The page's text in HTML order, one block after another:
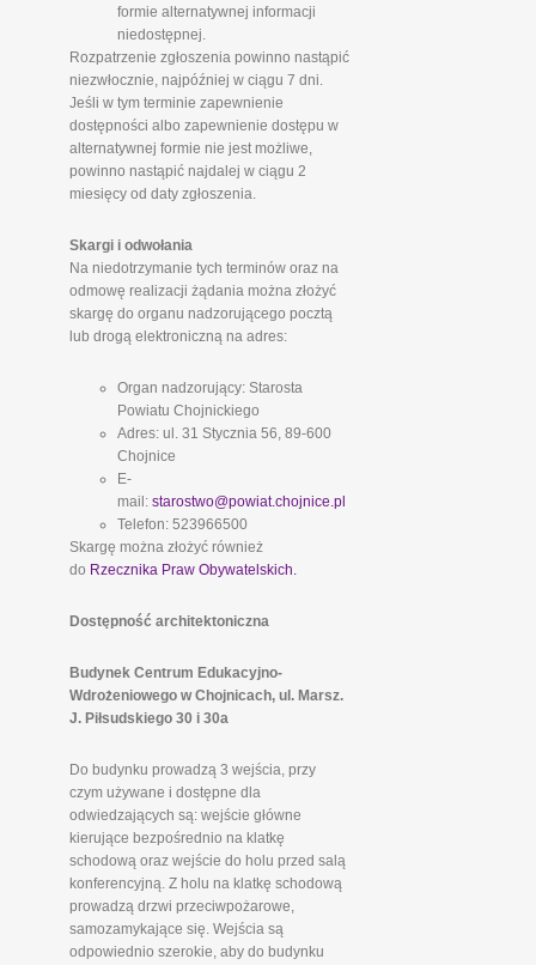
formie alternatywnej informacji
niedostępnej.
Rozpatrzenie zgłoszenia powinno nastąpić
niezwłocznie, najpóźniej w ciągu 7 dni.
Jeśli w tym terminie zapewnienie
dostępności albo zapewnienie dostępu w
alternatywnej formie nie jest możliwe,
powinno nastąpić najdalej w ciągu 2
miesięcy od daty zgłoszenia.
Skargi i odwołania
Na niedotrzymanie tych terminów oraz na
odmowę realizacji żądania można złożyć
skargę do organu nadzorującego pocztą
lub drogą elektroniczną na adres:
Organ nadzorujący: Starosta
Powiatu Chojnickiego
Adres: ul. 31 Stycznia 56, 89-600
Chojnice
E-
mail: starostwo@powiat.chojnice.pl
Telefon: 523966500
Skargę można złożyć również
do Rzecznika Praw Obywatelskich.
Dostępność architektoniczna
Budynek Centrum Edukacyjno-
Wdrożeniowego w Chojnicach, ul. Marsz.
J. Piłsudskiego 30 i 30a
Do budynku prowadzą 3 wejścia, przy
czym używane i dostępne dla
odwiedzających są: wejście główne
kierujące bezpośrednio na klatkę
schodową oraz wejście do holu przed salą
konferencyjną. Z holu na klatkę schodową
prowadzą drzwi przeciwpożarowe,
samozamykające się. Wejścia są
odpowiednio szerokie, aby do budynku